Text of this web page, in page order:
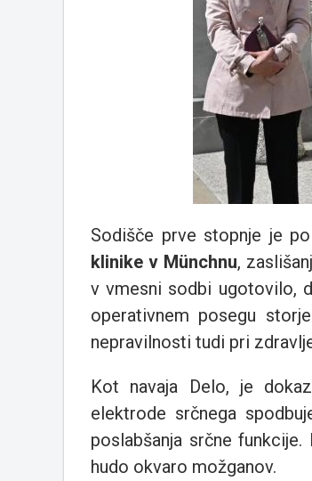
Sodišče prve stopnje je
klinike v Münchnu,
v vmesni sodbi ugotovilo,
operativnem posegu
nepravilnosti tudi pri
Kot navaja Delo, je
elektrode srčnega
poslabšanja srčne
hudo okvaro možganov.